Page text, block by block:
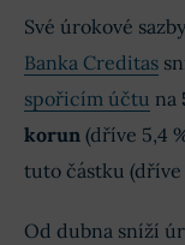
Své úrokové
Banka Creditas
spořicím účtu na
korun (dříve 5,4
tuto částku (dříve
Od dubna sníží